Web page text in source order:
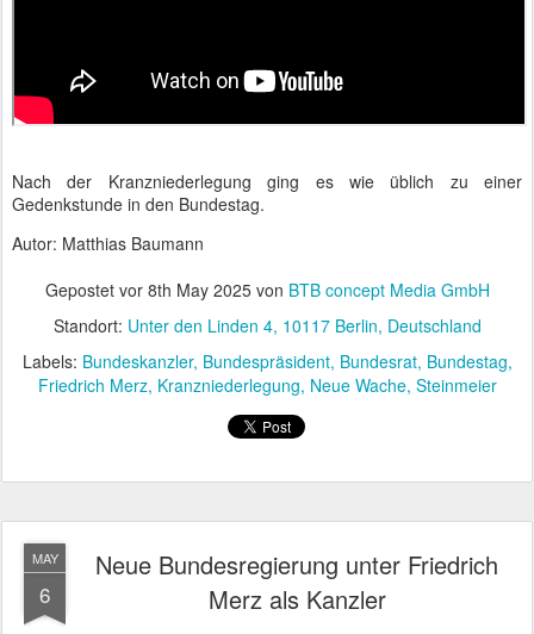
Nach der Kranzniederlegung ging es wie üblich zu einer
Gedenkstunde in den Bundestag.
Autor: Matthias Baumann
Gepostet vor 8th May 2025von BTB concept Media GmbH
Standort: Unter den Linden 4, 10117 Berlin, Deutschland
Labels: Bundeskanzler Bundespräsident Bundesrat Bundestag
Friedrich Merz Kranzniederlegung Neue Wache Steinmeier
MAY
6
Neue Bundesregierung unter Friedrich
Merz als Kanzler